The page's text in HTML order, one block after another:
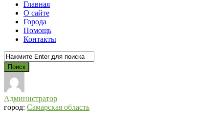
СВОГлавная
О сайте
Города
Помощь
Контакты
Администратор
город: Самарская область